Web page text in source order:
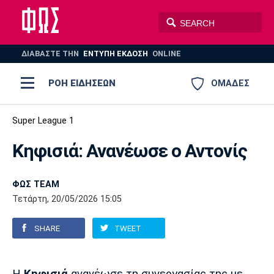
ΔΙΑΒΑΣΤΕ THN ΕΝΤΥΠΗ ΕΚΔΟΣΗ ONLINE
ΟΜΑΔΕΣ
ΡΟΗ ΕΙΔΗΣΕΩΝ
ΠΟΔΟΣΦΑΙΡΟ
AUTO-MOTO PLUS
Ποδόσφαιρο
Super League 1
Super League 2
Ελλάδα
Μπάσκετ
Ελλάδα
EuroLeague
Ολυμπιακοί Αγώνες
ΠόλοΠαναθηναϊκός Ατρόμητος
Super League 1
Κηφισιά: Ανανέωσε ο Αντονίς
ΦΩΣ TEAM
Τετάρτη, 20/05/2026 15:05
SHARE TWEET